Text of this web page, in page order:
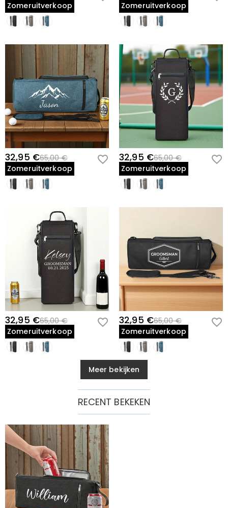
Zomeruitverkoop Zomeruitverkoop
32,95 €65,00 €
Zomeruitverkoop
32,95 €65,00 €
Zomeruitverkoop
32,95 €65,00 €
Zomeruitverkoop
32,95 €65,00 €
Zomeruitverkoop
Meer bekijken
RECENT BEKEKEN